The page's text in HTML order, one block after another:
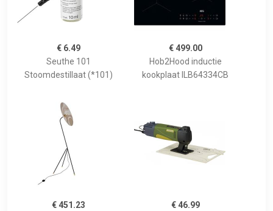
€ 6.49
Seuthe 101
Stoomdestillaat (*101)
€ 499.00
Hob2Hood inductie
kookplaat ILB64334CB
€ 451.23
€ 46.99